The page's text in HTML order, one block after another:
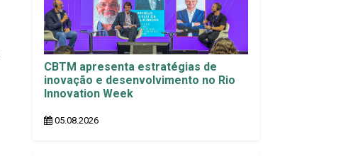
CBTM apresenta estratégias de
inovação e desenvolvimento no Rio
Innovation Week
05.08.2026